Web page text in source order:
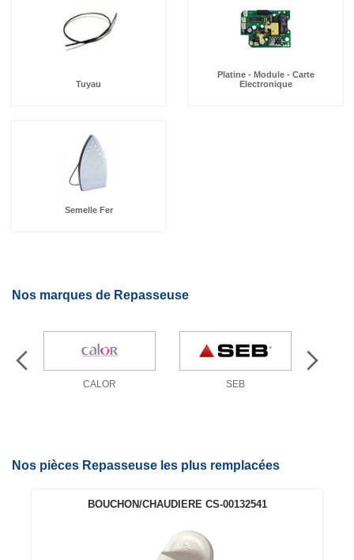
Tuyau
Platine - Module - Carte
Electronique
Semelle Fer
Nos marques de Repasseuse
CALOR SEB
Nos pièces Repasseuse les plus remplacées
BOUCHON/CHAUDIERE CS-00132541